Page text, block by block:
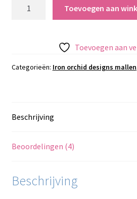
Toevoegen aan
Toevoegen aan
Categorieën: Iron orchid designs mallen
Beschrijving
Beoordelingen (4)
Beschrijving